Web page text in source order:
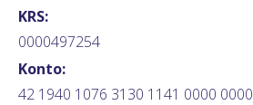
KRS:
0000497254
Konto:
42 1940 1076 3130 1141 0000 0000